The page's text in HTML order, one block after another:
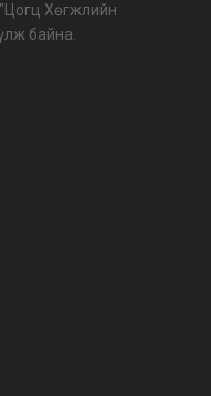
Хөгжлийн
байна.